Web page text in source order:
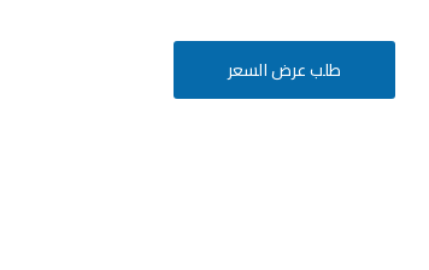
طلب عرض السعر